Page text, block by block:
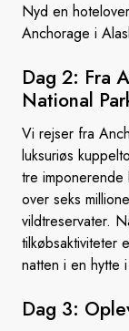
Nyd en
Anchorage i
Dag 2: Fra
National
Vi rejser fra
luksuriøs
tre
over seks
vildtreservater.
tilkøbsaktiviteter
natten i en hytte
Dag 3: